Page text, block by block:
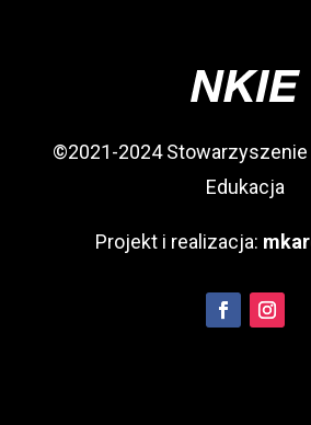
©2021-2024 Stowarzyszenie
Edukacja
Projekt i realizacja: